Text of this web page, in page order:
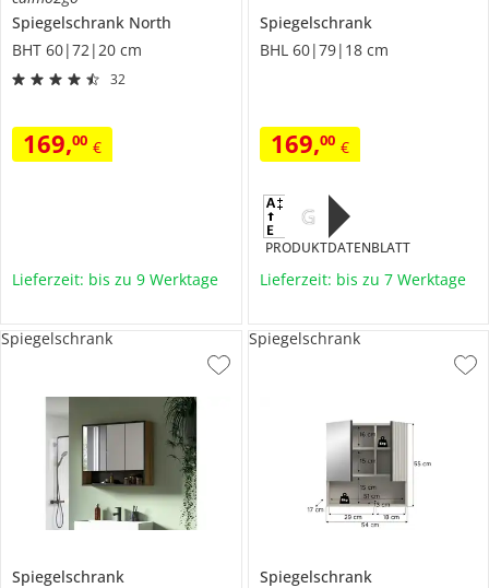
Spiegelschrank North
BHT 60|72|20 cm
32
169,00 €
Lieferzeit: bis zu 9 Werktage
Spiegelschrank
BHL 60|79|18 cm
169,00 €
G
PRODUKTDATENBLATT
Lieferzeit: bis zu 7 Werktage
Spiegelschrank
Spiegelschrank
Spiegelschrank
Spiegelschrank